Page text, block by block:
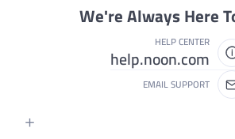
We're Always Here
HELP CENTER
help.noon.com
EMAIL SUPPORT